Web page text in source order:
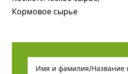
Кормовое сырье